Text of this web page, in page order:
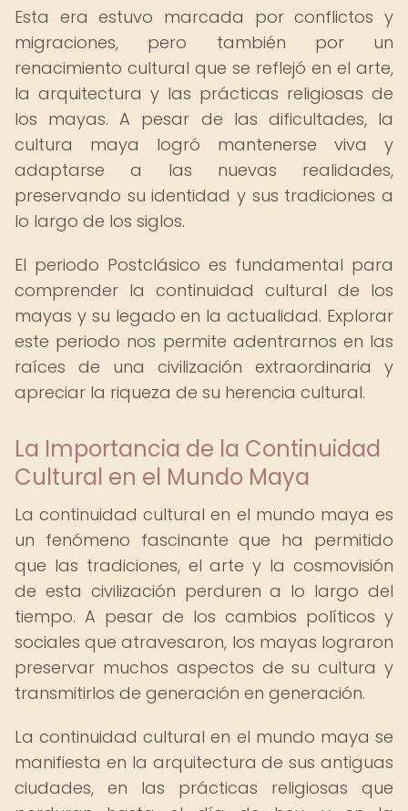
Esta era estuvo marcada por conflictos y
migraciones, pero también por un
renacimiento cultural que se reflejó en el arte,
la arquitectura y las prácticas religiosas de
los mayas. A pesar de las dificultades, la
cultura maya logró mantenerse viva y
adaptarse a las nuevas realidades,
preservando su identidad y sus tradiciones a
lo largo de los siglos.
El periodo Postclásico es fundamental para
comprender la continuidad cultural de los
mayas y su legado en la actualidad. Explorar
este periodo nos permite adentrarnos en las
raíces de una civilización extraordinaria y
apreciar la riqueza de su herencia cultural.
La Importancia de la Continuidad
Cultural en el Mundo Maya
La continuidad cultural en el mundo maya es
un fenómeno fascinante que ha permitido
que las tradiciones, el arte y la cosmovisión
de esta civilización perduren a lo largo del
tiempo. A pesar de los cambios políticos y
sociales que atravesaron, los mayas lograron
preservar muchos aspectos de su cultura y
transmitirlos de generación en generación.
La continuidad cultural en el mundo maya se
manifiesta en la arquitectura de sus antiguas
ciudades, en las prácticas religiosas que